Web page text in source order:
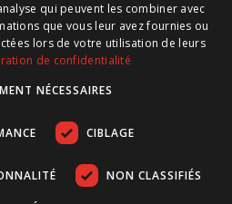
sociaux et restez à jour !
qui peuvent les combiner avec
que vous leur avez fournies ou
lors de votre utilisation de leurs
de confidentialité
NÉCESSAIRES
CIBLAGE
NON CLASSIFIÉS